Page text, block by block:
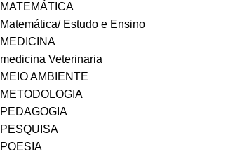
MATEMÁTICA
Matemática/ Estudo e Ensino
MEDICINA
medicina Veterinaria
MEIO AMBIENTE
METODOLOGIA
PEDAGOGIA
PESQUISA
POESIA